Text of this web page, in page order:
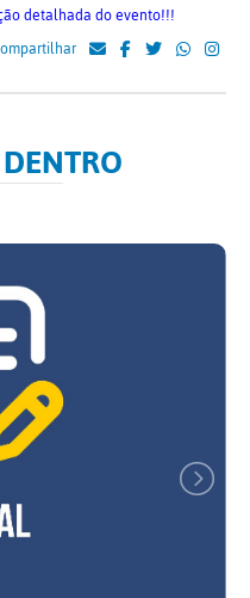
detalhada do evento!!!